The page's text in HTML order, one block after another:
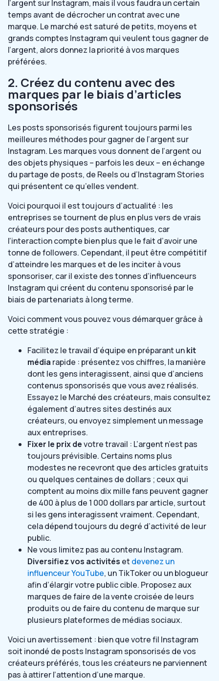
l’argent sur Instagram, mais il vous faudra un certain
temps avant de décrocher un contrat avec une
marque. Le marché est saturé de petits, moyens et
grands comptes Instagram qui veulent tous gagner de
l’argent, alors donnez la priorité à vos marques
préférées.
2. Créez du contenu avec des
marques par le biais d’articles
sponsorisés
Les posts sponsorisés figurent toujours parmi les
meilleures méthodes pour gagner de l’argent sur
Instagram. Les marques vous donnent de l’argent ou
des objets physiques – parfois les deux – en échange
du partage de posts, de Reels ou d’Instagram Stories
qui présentent ce qu’elles vendent.
Voici pourquoi il est toujours d’actualité : les
entreprises se tournent de plus en plus vers de vrais
créateurs pour des posts authentiques, car
l’interaction compte bien plus que le fait d’avoir une
tonne de followers. Cependant, il peut être compétitif
d’atteindre les marques et de les inciter à vous
sponsoriser, car il existe des tonnes d’influenceurs
Instagram qui créent du contenu sponsorisé par le
biais de partenariats à long terme.
Voici comment vous pouvez vous démarquer grâce à
cette stratégie :
Facilitez le travail d’équipe en préparant unkit
média rapide : présentez vos chiffres, la manière
dont les gens interagissent, ainsi que d’anciens
contenus sponsorisés que vous avez réalisés.
Essayez le Marché des créateurs, mais consultez
également d’autres sites destinés aux
créateurs, ou envoyez simplement un message
aux entreprises.
Fixer le prix devotre travail : L’argent n’est pas
toujours prévisible. Certains noms plus
modestes ne recevront que des articles gratuits
ou quelques centaines de dollars ; ceux qui
comptent au moins dix mille fans peuvent gagner
de 400 à plus de 1 000 dollars par article, surtout
si les gens interagissent vraiment. Cependant,
cela dépend toujours du degré d’activité de leur
public.
Ne vous limitez pas au contenu Instagram.
Diversifiez vos activités et devenez un
influenceur YouTube, un TikToker ou un blogueur
afin d’élargir votre public cible. Proposez aux
marques de faire de la vente croisée de leurs
produits ou de faire du contenu de marque sur
plusieurs plateformes de médias sociaux.
Voici un avertissement : bien que votre fil Instagram
soit inondé de posts Instagram sponsorisés de vos
créateurs préférés, tous les créateurs ne parviennent
pas à attirer l’attention d’une marque.